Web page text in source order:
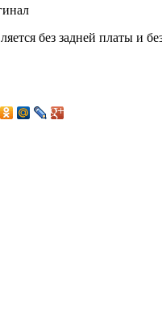
без задней платы и